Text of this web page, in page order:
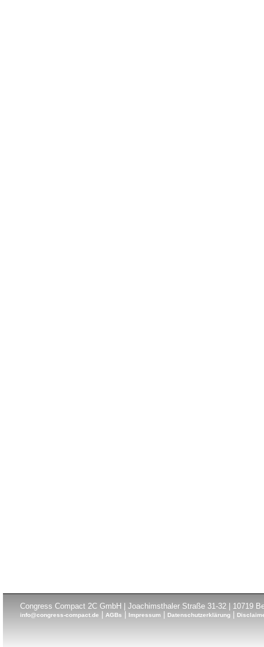
Congress Compact 2C GmbH | Joachimsthaler Straße 31-32 | 10719
info@congress-compact.de |AGBs |Impressum |Datenschutzerklärung |